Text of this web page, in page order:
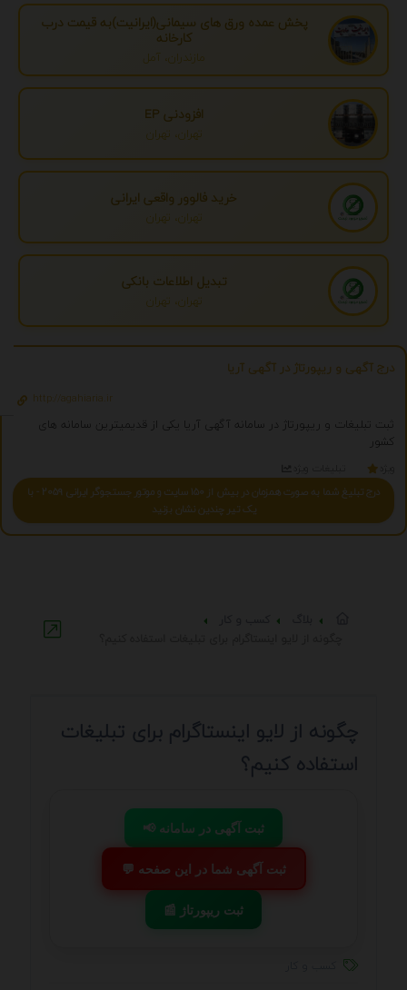
پخش عمده ورق های سیمانی(ایرانیت)به قیمت درب
کارخانه
مازندران، آمل
افزودنی EP
تهران، تهران
خرید فالوور واقعی ایرانی
تهران، تهران
تبدیل اطلاعات بانکی
تهران، تهران
درج آگهی و ریپورتاژ در آگهی آریا
http://agahiaria.ir
ثبت تبلیغات و ریپورتاژ در سامانه آگهی آریا یکی از قدیمیترین سامانه های
کشور
درج تبلیغ شما به صورت همزمان در بیش از 150 سایت و موتور جستجوگر ایرانی 2059 - با
یک تیر چندین نشان بزنید
چگونه از لایو اینستاگرام برای تبلیغات
استفاده کنیم؟
📢 ثبت آگهی در سامانه
💬 ثبت آگهی شما در این صفحه
📰 ثبت ریپورتاژ